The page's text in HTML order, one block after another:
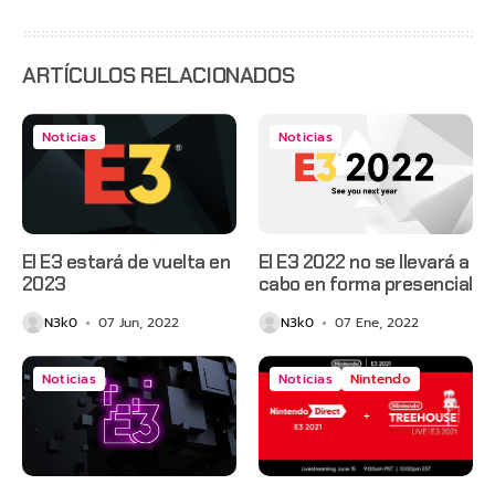
ARTÍCULOS RELACIONADOS
Noticias
El E3 estará de vuelta en
2023
N3k0 07 Jun, 2022
Noticias
El E3 2022 no se llevará a
cabo en forma presencial
N3k0 07 Ene, 2022
Noticias Noticias Nintendo